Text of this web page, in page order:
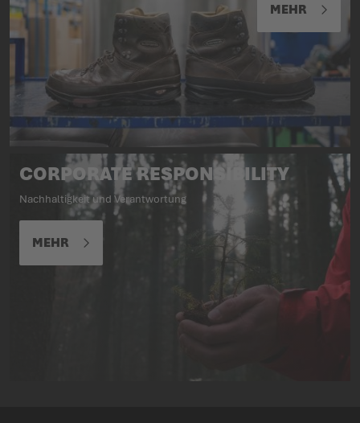
MEHR
CORPORATE RESPONSIBILITY
Nachhaltigkeit und Verantwortung
MEHR